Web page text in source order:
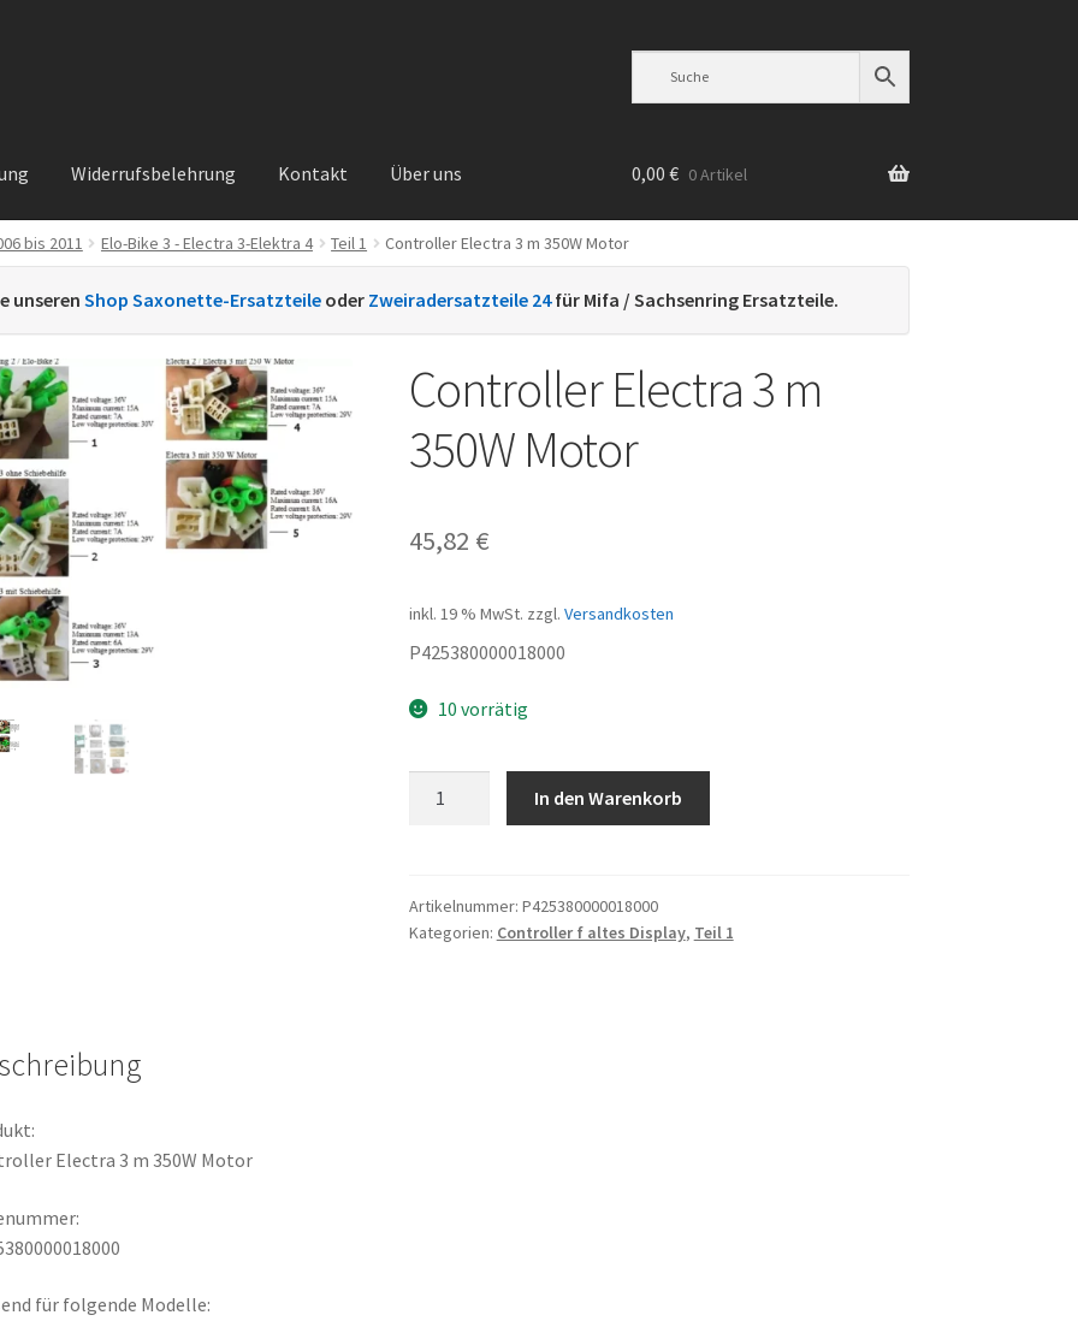
Widerrufsbelehrung Kontakt Über uns
KontaktSachs ErsatzteileSachsteileÜber uns Vertrag widerrufen
0,00 € 0 Artikel
bis 2011 Elo-Bike 3 - Electra 3-Elektra 4 Teil 1 Controller Electra 3 m 350W Motor
unseren Shop Saxonette-Ersatzteile oder Zweiradersatzteile 24für Mifa / Sachsenring Ersatzteile.
Controller Electra 3 m
350W Motor
45,82 €
inkl. 19 % MwSt. zzgl. Versandkosten
P425380000018000
10 vorrätig
350W
Motor
In den Warenkorb
Artikelnummer: P425380000018000
Kategorien: Controller f altes Display, Teil 1
Electra 3 m 350W Motor
für folgende Modelle: